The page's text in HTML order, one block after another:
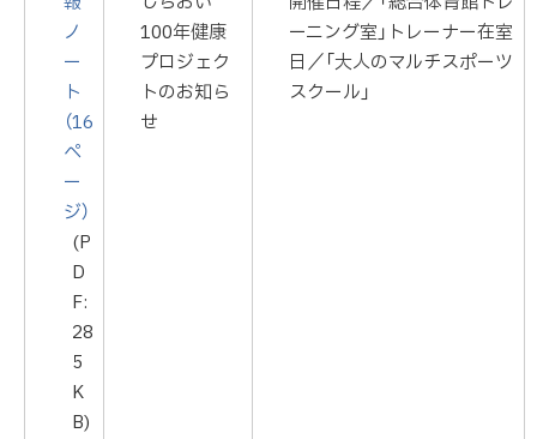
ノ
ー
ト
（16
ペ
ー
ジ）
(P
D
F:
28
5
K
B)
100年健康
プロジェク
トのお知ら
せ
ーニング室」トレーナー在室
日／「大人のマルチスポーツ
スクール」